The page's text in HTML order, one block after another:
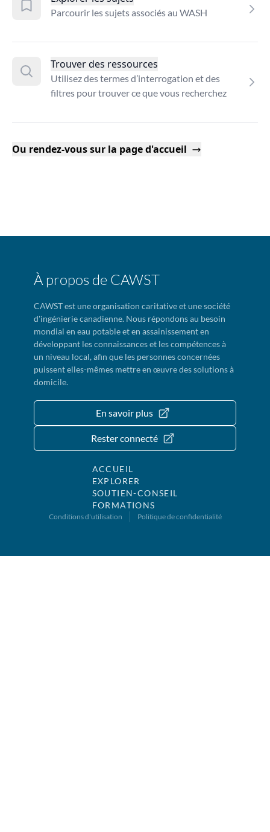
Parcourir les sujets associés au WASH
Trouver des ressources
Utilisez des termes d’interrogation et des
filtres pour trouver ce que vous recherchez
Ou rendez-vous sur la page d'accueil
À propos de CAWST
CAWST est une organisation caritative et une société
d'ingénierie canadienne. Nous répondons au besoin
mondial en eau potable et en assainissement en
développant les connaissances et les compétences à
un niveau local, afin que les personnes concernées
puissent elles-mêmes mettre en œuvre des solutions à
domicile.
En savoir plus
Rester connecté
ACCUEIL
EXPLORER
SOUTIEN-CONSEIL
FORMATIONS
Conditions d'utilisation Politique de confidentialité